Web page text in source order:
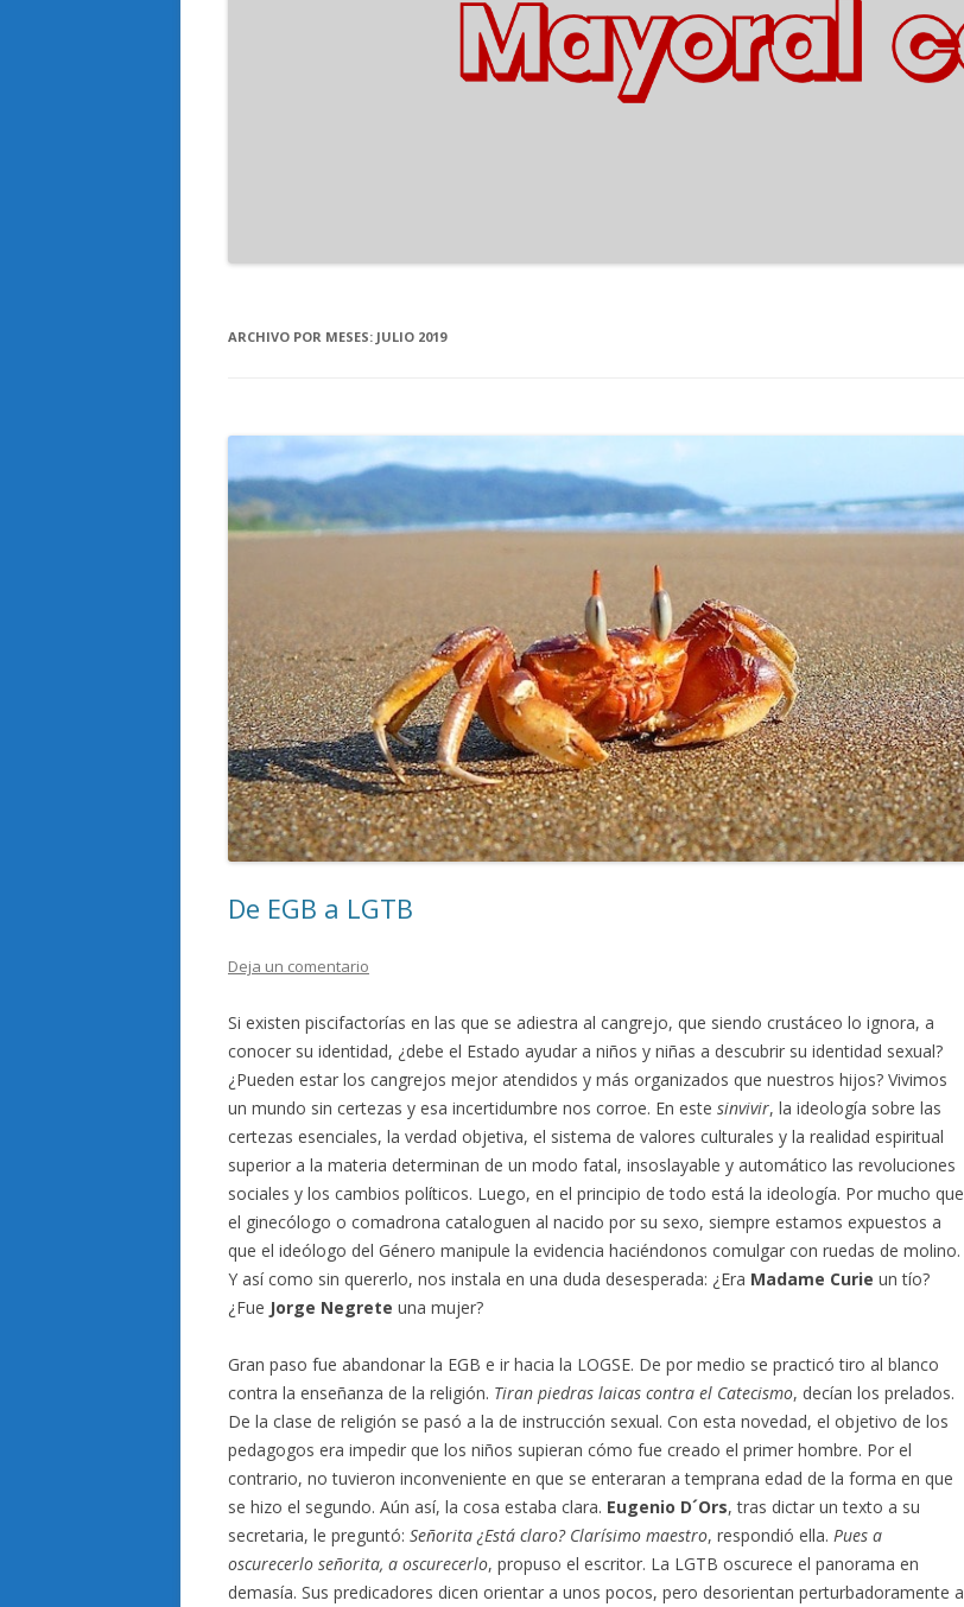
ARCHIVO POR MESES: JULIO 2019
De EGB a LGTB
Deja un comentario
Si existen piscifactorías en las que se adiestra al cangrejo, que siendo crustáceo lo ignora, a
conocer su identidad, ¿debe el Estado ayudar a niños y niñas a descubrir su identidad sexual?
¿Pueden estar los cangrejos mejor atendidos y más organizados que nuestros hijos? Vivimos
un mundo sin certezas y esa incertidumbre nos corroe. En este sinvivir, la ideología sobre las
certezas esenciales, la verdad objetiva, el sistema de valores culturales y la realidad espiritual
superior a la materia determinan de un modo fatal, insoslayable y automático las revoluciones
sociales y los cambios políticos. Luego, en el principio de todo está la ideología. Por mucho que
el ginecólogo o comadrona cataloguen al nacido por su sexo, siempre estamos expuestos a
que el ideólogo del Género manipule la evidencia haciéndonos comulgar con ruedas de molino.
Y así como sin quererlo, nos instala en una duda desesperada: ¿Era Madame Curie un tío?
¿Fue Jorge Negrete una mujer?
Gran paso fue abandonar la EGB e ir hacia la LOGSE. De por medio se practicó tiro al blanco
contra la enseñanza de la religión. Tiran piedras laicas contra el Catecismo, decían los prelados.
De la clase de religión se pasó a la de instrucción sexual. Con esta novedad, el objetivo de los
pedagogos era impedir que los niños supieran cómo fue creado el primer hombre. Por el
contrario, no tuvieron inconveniente en que se enteraran a temprana edad de la forma en que
se hizo el segundo. Aún así, la cosa estaba clara. Eugenio D´Ors, tras dictar un texto a su
secretaria, le preguntó: Señorita ¿Está claro? Clarísimo maestro, respondió ella. Pues a
oscurecerlo señorita, a oscurecerlo, propuso el escritor. La LGTB oscurece el panorama en
demasía. Sus predicadores dicen orientar a unos pocos, pero desorientan perturbadoramente a